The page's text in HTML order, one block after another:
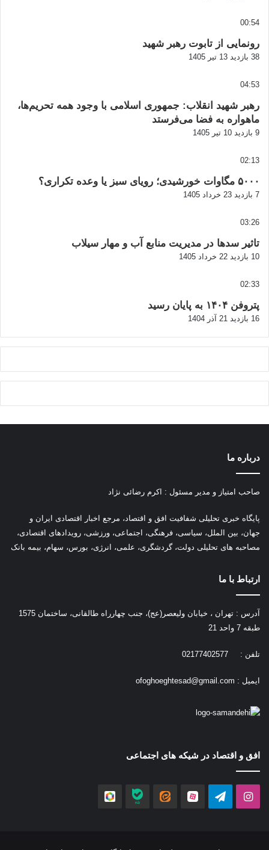
00:54
رونمایی از تابوت رهبر شهید
38 بازدید 13 تیر 1405
04:53
رهبر شهید انقلاب: جمهوری اسلامی با وجود همه تحریم‌ها،
ماهواره به فضا می‌فرستد
9 بازدید 10 تیر 1405
02:13
۵۰۰۰ مگاوات خورشیدی؛ رویای سبز یا وعده تکراری؟
7 بازدید 23 خرداد 1405
03:26
تاثیر سدها در مدیریت منابع آب و مهار سیلاب
10 بازدید 22 خرداد 1405
02:33
پتروفن ۱۴۰۴ به پایان رسید
16 بازدید 21 آذر 1404
درباره ما
صاحب امتیاز و مدیر مسئول : اکرم رضائی نژاد
پایگاه خبری تحلیلی شفافیت افق و اقتصاد، مرجع اخبار اقتصادی ایران و
جهان، بین الملل، سیاسی، فرهنگی، اجتماعی، ورزشی، رویدادهای اقتصادی،
مصاحبه های تحلیلی دولت، گردشگری، علمی، انرژی، بورس، سهام، بیمه بانک
ارتباط با ما
آدرس : تهران ، خیابان ولیعصر(عج)، جنب چهارراه طالقانی، ساختمان 1575
طبقه 7 واحد 21
تلفن : 02177402577
ایمیل : ofoghoeghtesad@gmail.com
افق و اقتصاد در شیکه های اجتماعی
اینستاگرامتلگرام آپارات ایتا بله